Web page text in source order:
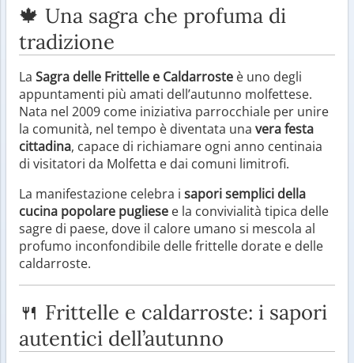
🍁 Una sagra che profuma di
tradizione
La Sagra delle Frittelle e Caldarroste è uno degli
appuntamenti più amati dell’autunno molfettese.
Nata nel 2009 come iniziativa parrocchiale per unire
la comunità, nel tempo è diventata una vera festa
cittadina, capace di richiamare ogni anno centinaia
di visitatori da Molfetta e dai comuni limitrofi.
La manifestazione celebra i sapori semplici della
cucina popolare pugliese e la convivialità tipica delle
sagre di paese, dove il calore umano si mescola al
profumo inconfondibile delle frittelle dorate e delle
caldarroste.
🍴 Frittelle e caldarroste: i sapori
autentici dell’autunno